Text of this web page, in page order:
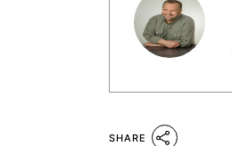
SHARE